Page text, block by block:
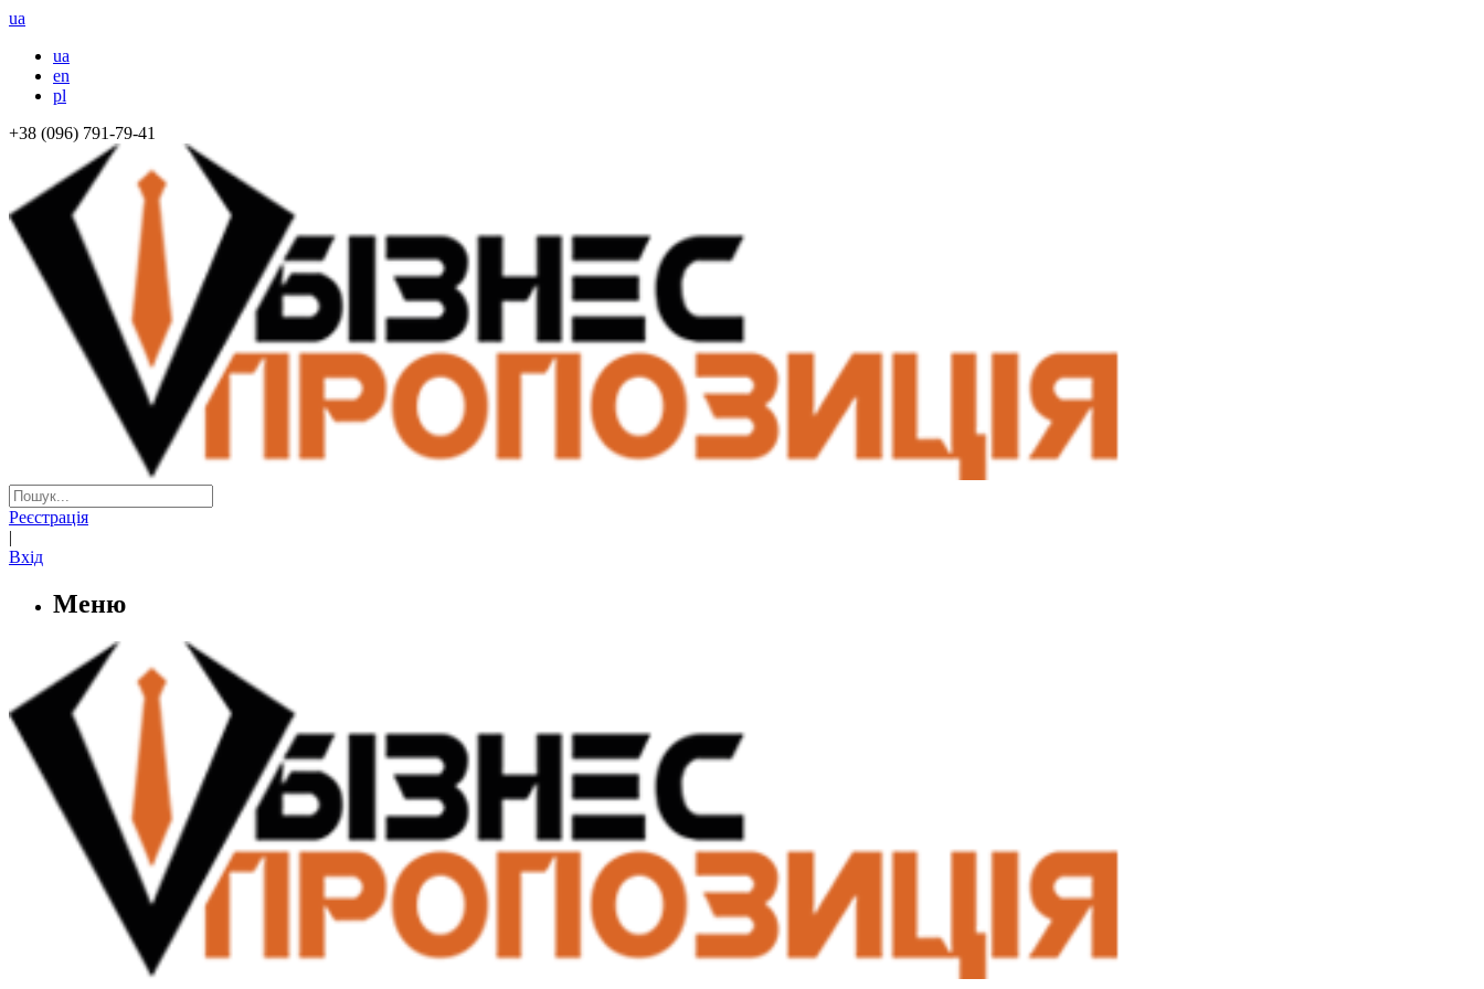
ua
ua
en
pl
+38 (096) 791-79-41
Реєстрація
|
Вхід
Меню